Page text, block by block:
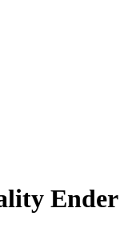
Ender